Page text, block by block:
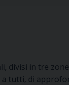
divisi in tre zone
tutti, di